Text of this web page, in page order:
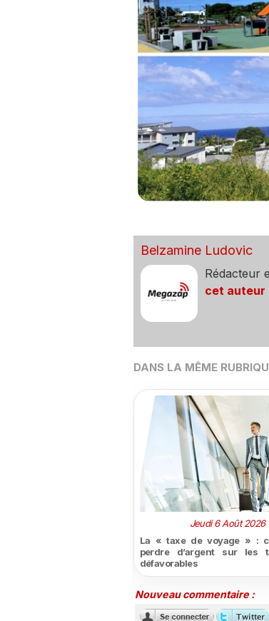
Belzamine Ludovic
Rédacteur
cet auteur
DANS LA MÊME
Jeudi 6 Août 2026
La « taxe de voyage » :
perdre d’argent sur les
défavorables
Nouveau commentaire :